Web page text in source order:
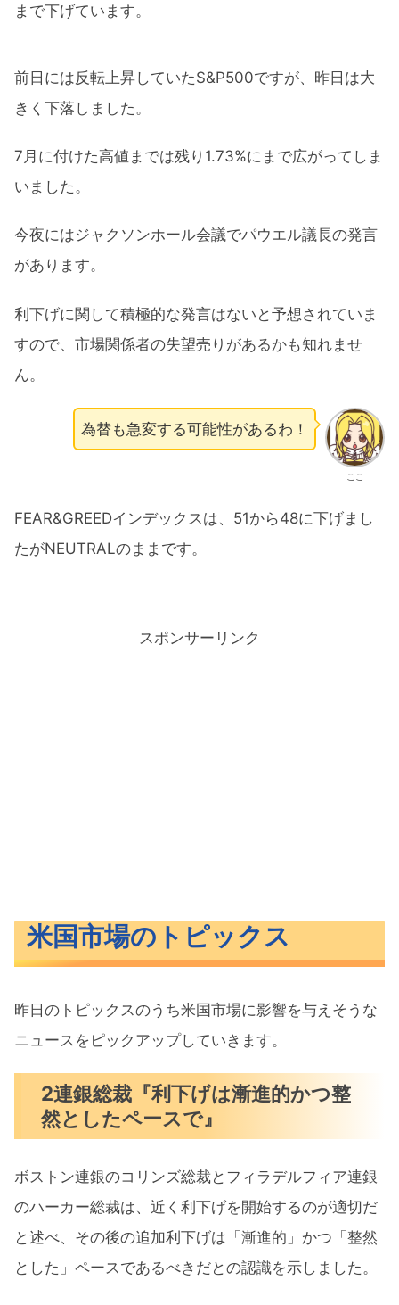
まで下げています。
前日には反転上昇していたS&P500ですが、昨日は大
きく下落しました。
7月に付けた高値までは残り1.73%にまで広がってしま
いました。
今夜にはジャクソンホール会議でパウエル議長の発言
があります。
利下げに関して積極的な発言はないと予想されていま
すので、市場関係者の失望売りがあるかも知れませ
ん。
ここ
為替も急変する可能性があるわ！
FEAR&GREEDインデックスは、51から48に下げまし
たがNEUTRALのままです。
スポンサーリンク
米国市場のトピックス
昨日のトピックスのうち米国市場に影響を与えそうな
ニュースをピックアップしていきます。
2連銀総裁『利下げは漸進的かつ整
然としたペースで』
ボストン連銀のコリンズ総裁とフィラデルフィア連銀
のハーカー総裁は、近く利下げを開始するのが適切だ
と述べ、その後の追加利下げは「漸進的」かつ「整然
とした」ペースであるべきだとの認識を示しました。